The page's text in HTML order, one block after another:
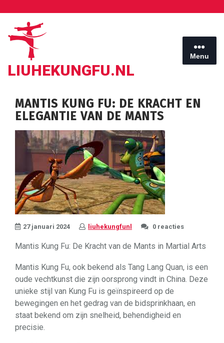
inhoud
LIUHEKUNGFU.NL
Menu
MANTIS KUNG FU: DE KRACHT EN
ELEGANTIE VAN DE MANTS
27 januari 2024 liuhekungfunl 0 reacties
Mantis Kung Fu: De Kracht van de Mants in Martial Arts
Mantis Kung Fu, ook bekend als Tang Lang Quan, is een
oude vechtkunst die zijn oorsprong vindt in China. Deze
unieke stijl van Kung Fu is geïnspireerd op de
bewegingen en het gedrag van de bidsprinkhaan, en
staat bekend om zijn snelheid, behendigheid en
precisie.